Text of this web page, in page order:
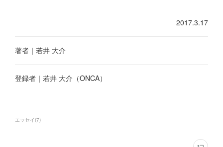
2017.3.17
著者｜若井 大介
登録者｜若井 大介（ONCA）
エッセイ (7)